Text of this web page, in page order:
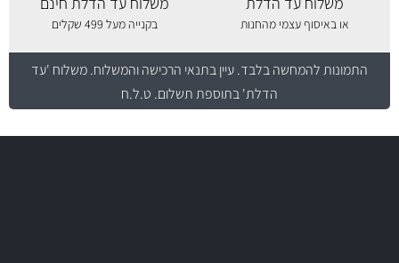
או באיסוף עצמי מהחנות בקנייה מעל 499 שקלים
התמונות להמחשה בלבד.עיין בתנאי הרכישה והמשלוח. משלוח 'עד
הדלת' בתוספת תשלום. ט.ל.ח